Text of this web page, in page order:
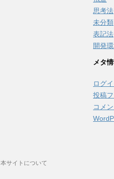
思考法
未分類
表記法
開発
メタ
ログ
投稿
コメ
本サイトについて